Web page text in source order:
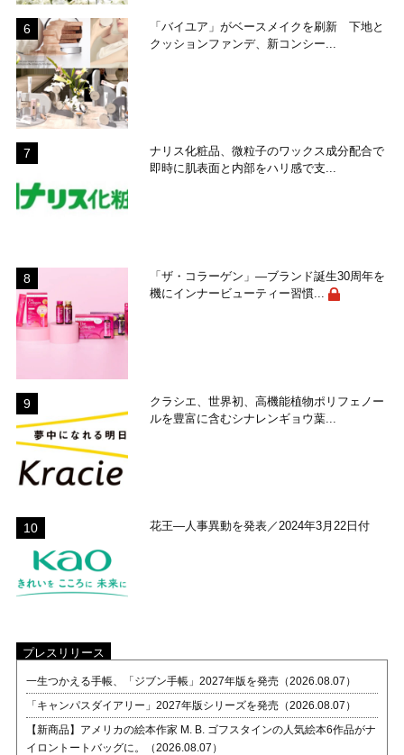
「バイユア」がベースメイクを刷新 下地と
クッションファンデ、新コンシー...
ナリス化粧品、微粒子のワックス成分配合で
即時に肌表面と内部をハリ感で支...
「ザ・コラーゲン」―ブランド誕生30周年を
機にインナービューティー習慣...
クラシエ、世界初、高機能植物ポリフェノー
ルを豊富に含むシナレンギョウ葉...
花王―人事異動を発表／2024年3月22日付
プレスリリース
一生つかえる手帳、「ジブン手帳」2027年版を発売（2026.08.07）
「キャンパスダイアリー」2027年版シリーズを発売（2026.08.07）
【新商品】アメリカの絵本作家 M. B. ゴフスタインの人気絵本6作品がナ
イロントートバッグに。（2026.08.07）